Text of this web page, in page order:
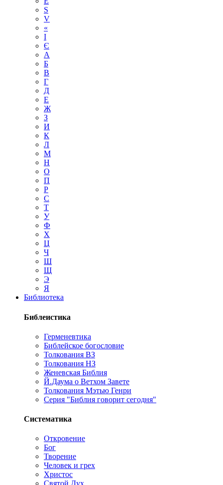
S
V
«
І
Є
А
Б
В
Г
Д
Е
Ж
З
И
К
Л
М
Н
О
П
Р
С
Т
У
Ф
Х
Ц
Ч
Ш
Щ
Э
Я
Библиотека
Библеистика
Герменевтика
Библейское богословие
Толкования ВЗ
Толкования НЗ
Женевская Библия
Й.Даума о Ветхом Завете
Толкования Мэтью Генри
Серия "Библия говорит сегодня"
Систематика
Откровение
Бог
Творение
Человек и грех
Христос